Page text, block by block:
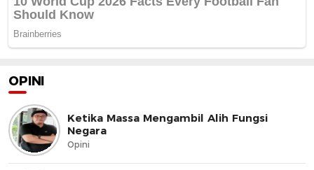
OPINI
Ketika Massa Mengambil Alih Fungsi
Negara
Opini